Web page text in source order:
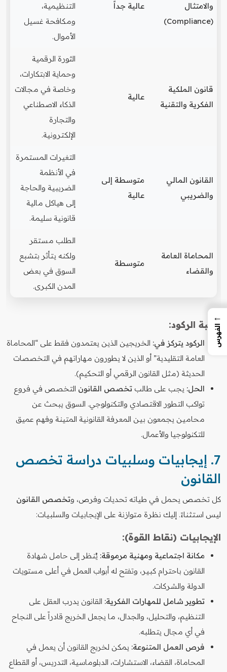
والامتثال
(Compliance)
عالية جداً
التنظيمية،
ومكافحة غسيل
الأموال.
قانون الملكية
الفكرية والتقنية
عالية
الثورة الرقمية
وحماية الابتكارات،
وخاصة في مجالات
الذكاء الاصطناعي
والتجارة
الإلكترونية.
القانون المالي
والضريبي
متوسطة إلى
عالية
التغيرات المستمرة
في الأنظمة
الضريبية والحاجة
إلى هياكل مالية
قانونية سليمة.
المحاماة العامة
والقضاء
متوسطة
الطلب مستقر
ولكنه يتأثر بتشبع
السوق في بعض
المدن الكبرى.
نسبة الركود:
الركود يتركز في: الخريجين الذين يعتمدون فقط على “المحاماة
العامة التقليدية” أو الذين لا يطورون مهاراتهم في التخصصات
الحديثة (مثل القانون الرقمي أو التحكيم).
الحل: يجب على طالب تخصص القانون التخصص في فروع
تواكب التطور الاقتصادي والتكنولوجي. السوق يبحث عن
محامين يجمعون بين المعرفة القانونية المتينة وفهم عميق
للتكنولوجيا والأعمال.
7. إيجابيات وسلبيات دراسة تخصص
القانون
كل تخصص يحمل في طياته تحديات وفرص، وتخصص القانون
ليس استثناءً. إليك نظرة متوازنة على الإيجابيات والسلبيات:
الإيجابيات (نقاط القوة):
مكانة اجتماعية ومهنية مرموقة: يُنظر إلى حامل شهادة
القانون باحترام كبير، وتفتح له أبواب العمل في أعلى مستويات
الدولة والشركات.
تطوير شامل للمهارات الفكرية: القانون يدرب العقل على
التنظيم، والتحليل، والجدال، ما يجعل الخريج قادراً على النجاح
في أي مجال يتطلبه.
فرص العمل المتنوعة: يمكن لخريج القانون أن يعمل في
المحاماة، القضاء، الاستشارات، الدبلوماسية، التدريس، أو القطاع
←
الفهرس